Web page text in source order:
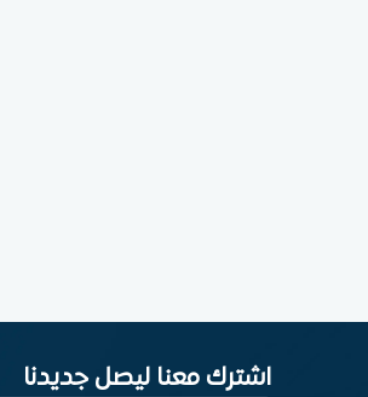
اشترك معنا ليصل جديدنا